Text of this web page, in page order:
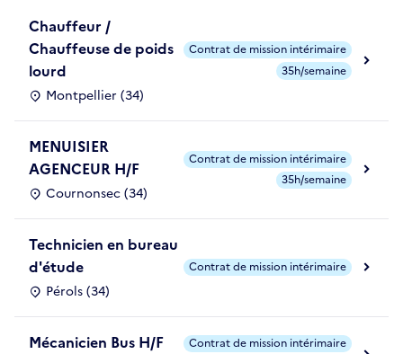
Chauffeur /
Chauffeuse de poids
lourd
Montpellier (34)
Contrat de mission intérimaire
35h/semaine
MENUISIER
AGENCEUR H/F
Cournonsec (34)
Contrat de mission intérimaire
35h/semaine
Technicien en bureau
d'étude
Pérols (34)
Contrat de mission intérimaire
Mécanicien Bus H/F
Contrat de mission intérimaire